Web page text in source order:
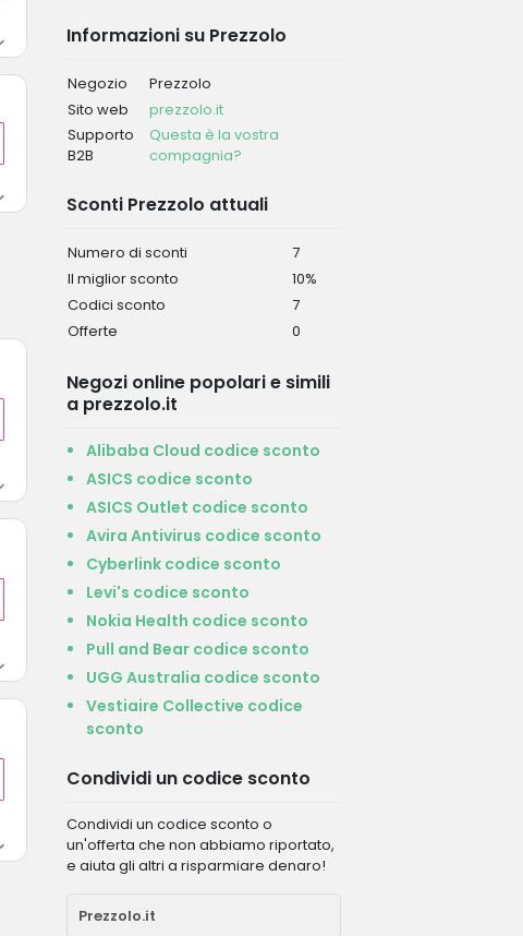
Informazioni su Prezzolo
Negozio
Prezzolo
Sito web
prezzolo.it
Supporto
B2B
Questa è la vostra
compagnia?
Sconti Prezzolo attuali
Numero di sconti
7
Il miglior sconto
10%
Codici sconto
7
Offerte
0
Negozi online popolari e simili
a prezzolo.it
Alibaba Cloud codice sconto
ASICS codice sconto
ASICS Outlet codice sconto
Avira Antivirus codice sconto
Cyberlink codice sconto
Levi's codice sconto
Nokia Health codice sconto
Pull and Bear codice sconto
UGG Australia codice sconto
Vestiaire Collective codice
sconto
Condividi un codice sconto
Condividi un codice sconto o
un'offerta che non abbiamo riportato,
e aiuta gli altri a risparmiare denaro!